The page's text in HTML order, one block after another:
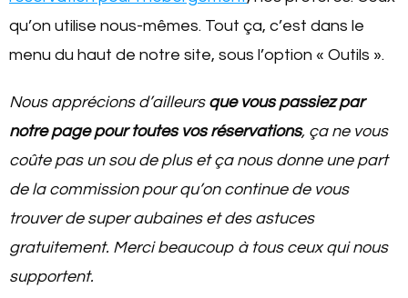
qu’on utilise nous-mêmes. Tout ça, c’est dans le
menu du haut de notre site, sous l’option « Outils ».
Nous apprécions d’ailleurs que vous passiez par
notre page pour toutes vos réservations, ça ne vous
coûte pas un sou de plus et ça nous donne une part
de la commission pour qu’on continue de vous
trouver de super aubaines et des astuces
gratuitement. Merci beaucoup à tous ceux qui nous
supportent.